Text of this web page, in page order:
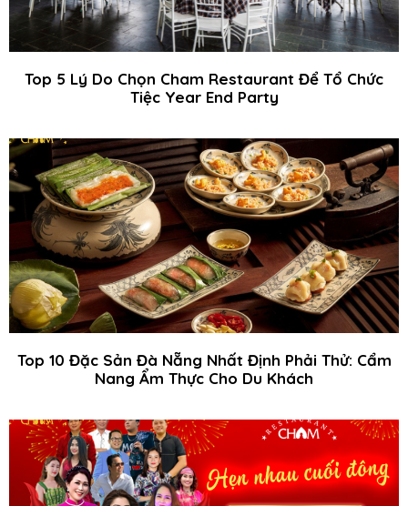
Top 5 Lý Do Chọn Cham Restaurant Để Tổ Chức
Tiệc Year End Party
Top 10 Đặc Sản Đà Nẵng Nhất Định Phải Thử: Cẩm
Nang Ẩm Thực Cho Du Khách